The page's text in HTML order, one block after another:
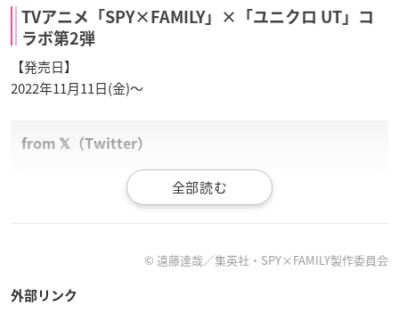
TVアニメ「SPY×FAMILY」×「ユニクロ UT」コ
ラボ第2弾
【発売日】
2022年11月11日(金)〜
#UT がほしい？
それぞれ素性を隠した
© 遠藤達哉／集英社・SPY×FAMILY製作委員会
外部リンク